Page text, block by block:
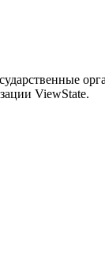
ViewState.